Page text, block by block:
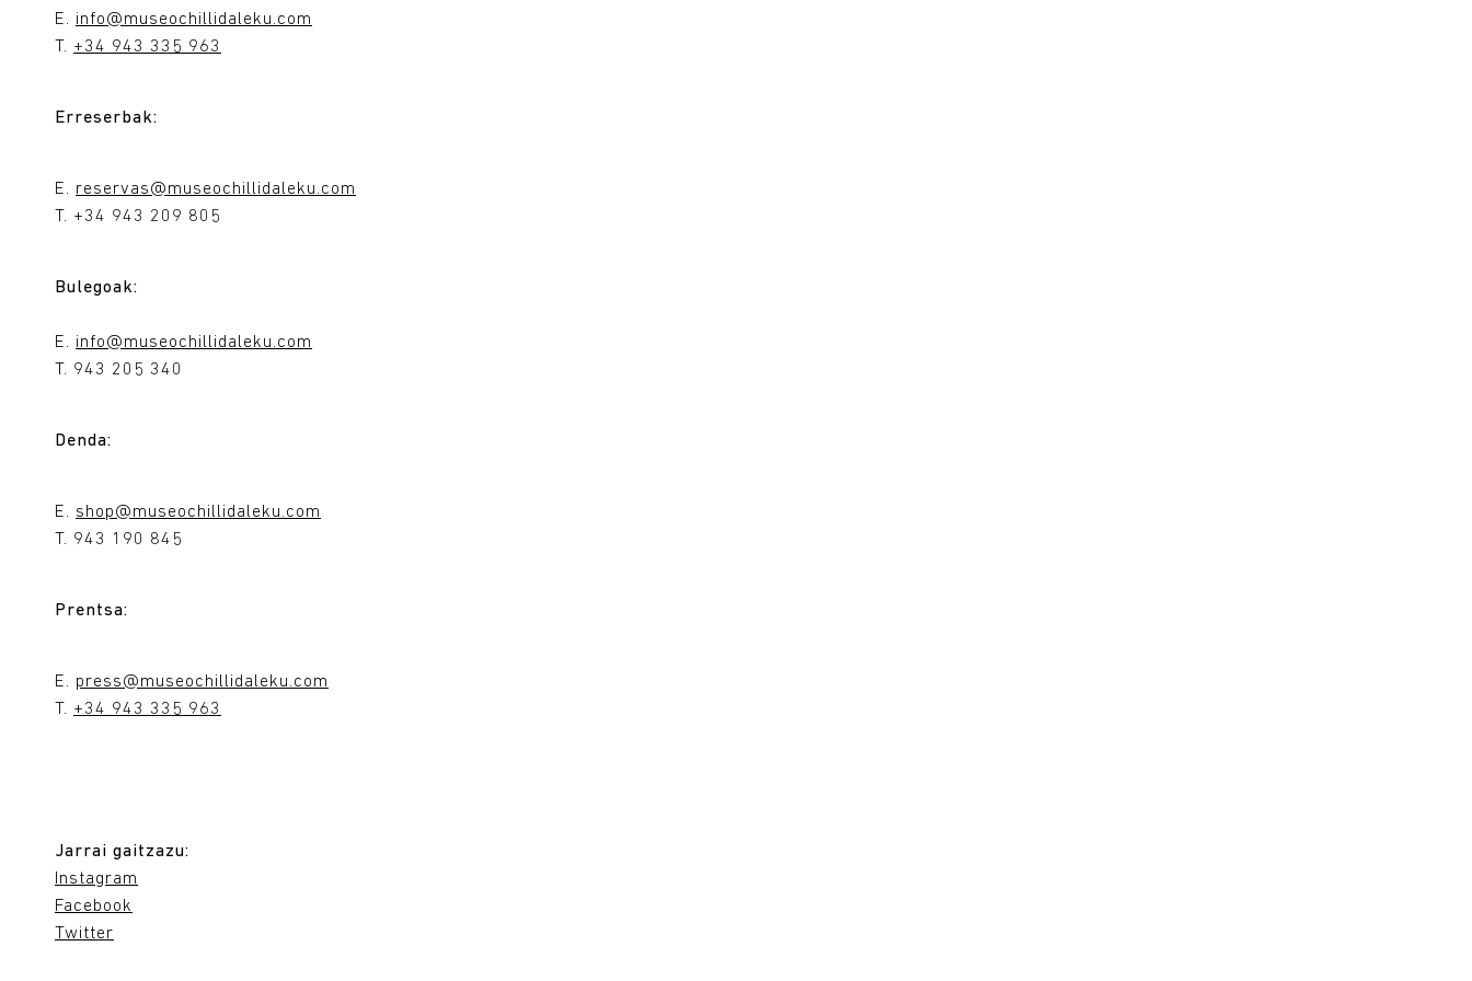
E. info@museochillidaleku.com
T. +34 943 335 963
Erreserbak:
E. reservas@museochillidaleku.com
T. +34 943 209 805
Bulegoak:
E. info@museochillidaleku.com
T. 943 205 340
Denda:
E. shop@museochillidaleku.com
T. 943 190 845
Prentsa:
E. press@museochillidaleku.com
T. +34 943 335 963
Jarrai gaitzazu:
Instagram
Facebook
Twitter